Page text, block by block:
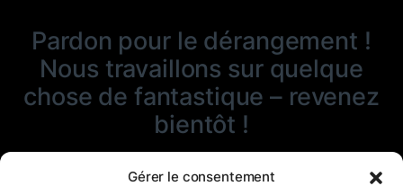
Gérer le consentement
Pardon pour le dérangement !
Nous travaillons sur quelque
chose de fantastique – revenez
bientôt !